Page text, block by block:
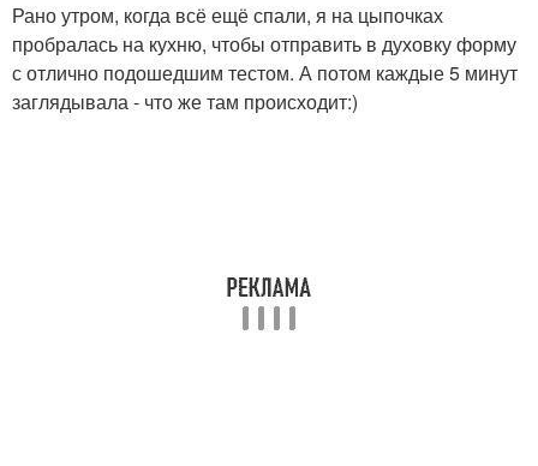
Закваски для хлеба Закваска для хлеба
Рано утром, когда всё ещё спали, я на цыпочках
пробралась на кухню, чтобы отправить в духовку форму
с отлично подошедшим тестом. А потом каждые 5 минут
заглядывала - что же там происходит:)